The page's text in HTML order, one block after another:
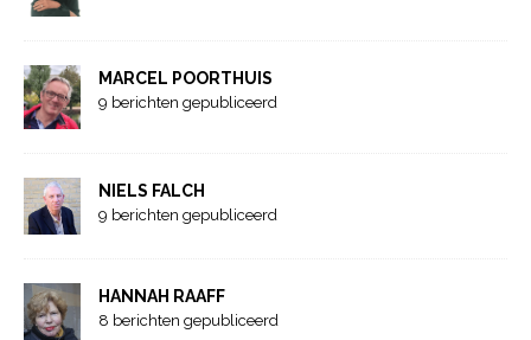
MARCEL POORTHUIS
9 berichten gepubliceerd
NIELS FALCH
9 berichten gepubliceerd
HANNAH RAAFF
8 berichten gepubliceerd